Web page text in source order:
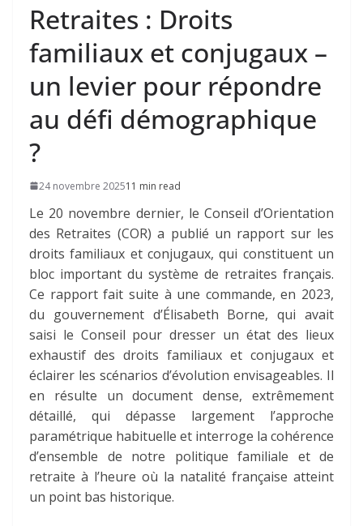
Retraites : Droits
familiaux et conjugaux –
un levier pour répondre
au défi démographique
?
24 novembre 202511 min read
Le 20 novembre dernier, le Conseil d’Orientation
des Retraites (COR) a publié un rapport sur les
droits familiaux et conjugaux, qui constituent un
bloc important du système de retraites français.
Ce rapport fait suite à une commande, en 2023,
du gouvernement d’Élisabeth Borne, qui avait
saisi le Conseil pour dresser un état des lieux
exhaustif des droits familiaux et conjugaux et
éclairer les scénarios d’évolution envisageables. Il
en résulte un document dense, extrêmement
détaillé, qui dépasse largement l’approche
paramétrique habituelle et interroge la cohérence
d’ensemble de notre politique familiale et de
retraite à l’heure où la natalité française atteint
un point bas historique.